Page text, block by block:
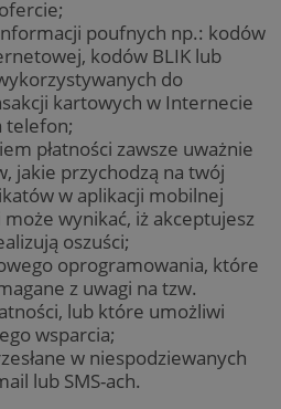
poufnych np.: kodów
kodów BLIK lub
do
kartowych w Internecie
telefon;
płatności zawsze uważnie
jakie przychodzą na twój
w aplikacji mobilnej
wynikać, iż akceptujesz
oszuści;
oprogramowania, które
z uwagi na tzw.
lub które umożliwi
wsparcia;
w niespodziewanych
lub SMS-ach.